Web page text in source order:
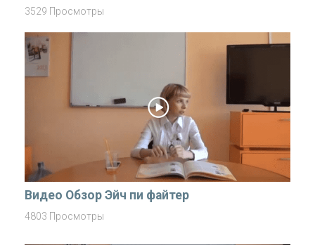
3529 Просмотры
Видео Обзор Эйч пи файтер
4803 Просмотры